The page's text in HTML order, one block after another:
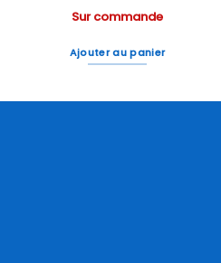
Sur commande
Ajouter au panier